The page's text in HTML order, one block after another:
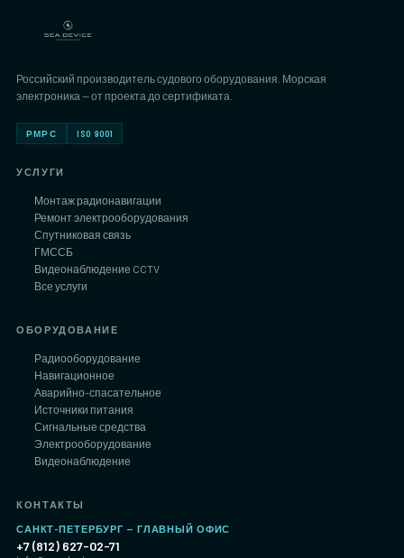
Российский производитель судового оборудования. Морская
электроника — от проекта до сертификата.
РМРС ISO 9001
УСЛУГИ
Монтаж радионавигации
Ремонт электрооборудования
Спутниковая связь
ГМССБ
Видеонаблюдение CCTV
Все услуги
ОБОРУДОВАНИЕ
Радиооборудование
Навигационное
Аварийно-спасательное
Источники питания
Сигнальные средства
Электрооборудование
Видеонаблюдение
КОНТАКТЫ
САНКТ-ПЕТЕРБУРГ — ГЛАВНЫЙ ОФИС
+7 (812) 627-02-71